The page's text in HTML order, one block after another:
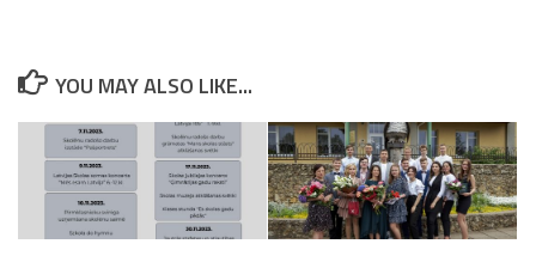
YOU MAY ALSO LIKE...